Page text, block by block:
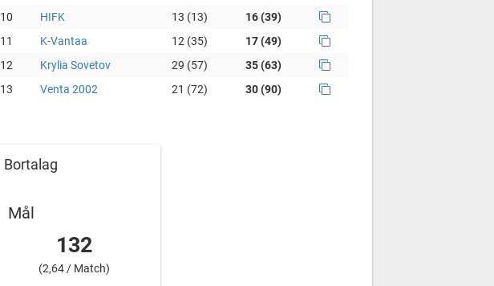
10
HIFK 13 (13)
16 (39)
11
K-Vantaa 12 (35)
17 (49)
12
Krylia Sovetov 29 (57)
35 (63)
13
Venta 2002 21 (72) 30 (90)
Bortalag
Mål
132
(2,64 / Match)